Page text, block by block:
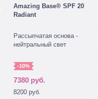
Amazing Base® SPF 20
Radiant
Рассыпчатая основа -
нейтральный свет
-10%
7380 руб.
8200 руб.